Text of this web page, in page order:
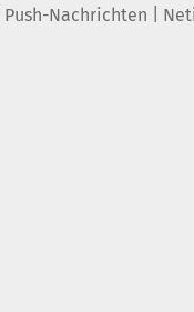
Push-Nachrichten